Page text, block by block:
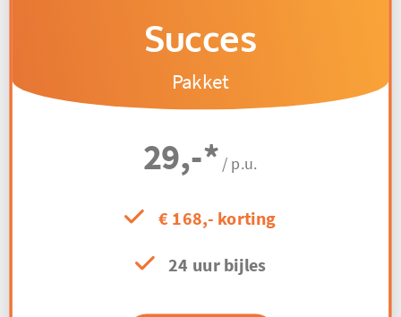
Succes
Pakket
29,-* / p.u.
€ 168,- korting
24 uur bijles